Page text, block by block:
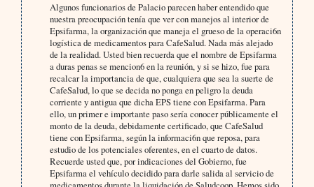
Algunos funcionarios de Palacio parecen haber entendido que
nuestra preocupación tenía que ver con manejos al interior de
Epsifarma, la organización que maneja el grueso de la operaci6n
logística de medicamentos para CafeSalud. Nada más alejado
de la realidad. Usted bien recuerda que el nombre de Epsifarma
a duras penas se mencion6 en la reunión, y si se hizo, fue para
recalcar la importancia de que, cualquiera que sea la suerte de
CafeSalud, lo que se decida no ponga en peligro la deuda
corriente y antigua que dicha EPS tiene con Epsifarma. Para
ello, un primer e importante paso sería conocer públicamente el
monto de la deuda, debidamente certificado, que CafeSalud
tiene con Epsifarma, según la informaci6n que reposa, para
estudio de los potenciales oferentes, en el cuarto de datos.
Recuerde usted que, por indicaciones del Gobierno, fue
Epsifarma el vehículo decidido para darle salida al servicio de